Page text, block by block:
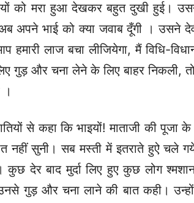
को मरा हुआ देखकर बहुत दुखी हुई। उसने
अपने भाई को क्या जवाब दूँगी । उसने
हमारी लाज बचा लीजियेगा, मैं विधि-
गुड़ और चना लेने के लिए बाहर निकली,
।
से कहा कि भाइयों! माताजी की पूजा
नहीं सुनी। सब मस्ती में इतराते हुऐ चले
कुछ देर बाद मुर्दा लिए हुए कुछ लोग
गुड़ और चना लाने की बात कही।